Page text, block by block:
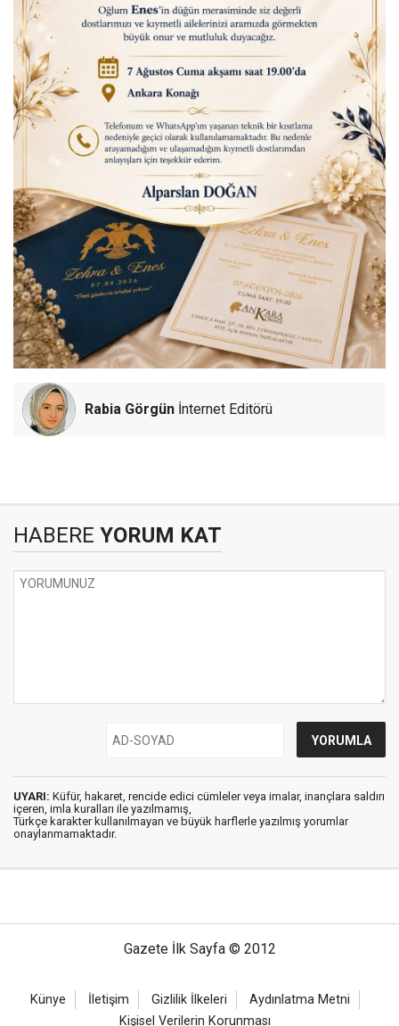
Rabia Görgün İnternet Editörü
HABERE YORUM KAT
UYARI: Küfür, hakaret, rencide edici cümleler veya imalar, inançlara saldırı
içeren, imla kuralları ile yazılmamış,
Türkçe karakter kullanılmayan ve büyük harflerle yazılmış yorumlar
onaylanmamaktadır.
Gazete İlk Sayfa © 2012
Künye İletişim Gizlilik İlkeleri
Aydınlatma Metni
Kişisel Verilerin Korunması